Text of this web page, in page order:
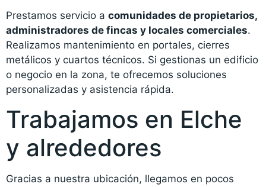
Prestamos servicio a comunidades de propietarios,
administradores de fincas y locales comerciales.
Realizamos mantenimiento en portales, cierres
metálicos y cuartos técnicos. Si gestionas un edificio
o negocio en la zona, te ofrecemos soluciones
personalizadas y asistencia rápida.
Trabajamos en Elche
y alrededores
Gracias a nuestra ubicación, llegamos en pocos